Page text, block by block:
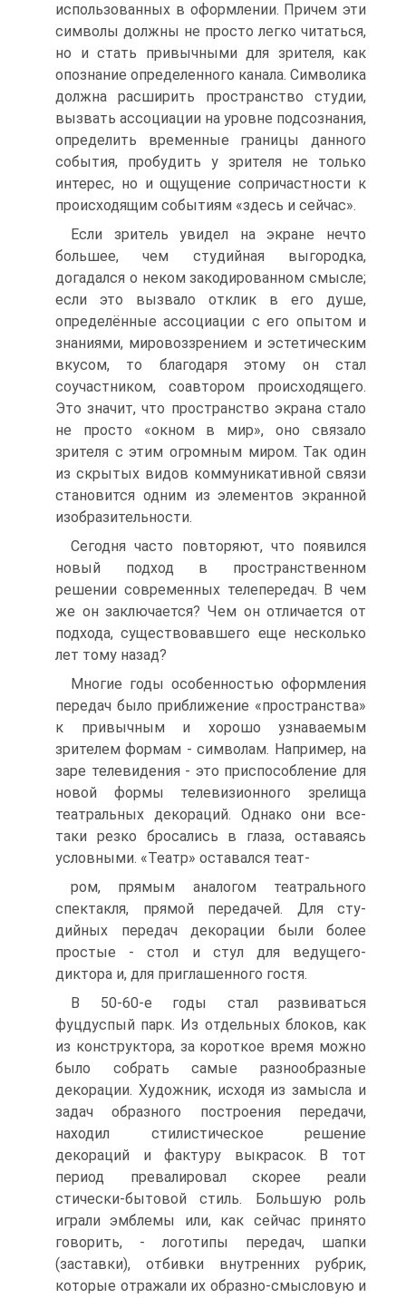
использованных в оформлении. Причем эти
символы должны не просто легко читаться,
но и стать привычными для зрителя, как
опознание определенного канала. Сим­волика
должна расширить пространство студии,
вызвать ассоциации на уровне подсознания,
определить временные границы данного
события, пробудить у зрителя не только
интерес, но и ощущение сопричастности к
происходящим событиям «здесь и сейчас».
Если зритель увидел на экране нечто
большее, чем студийная вы­городка,
догадался о неком закодированном смысле;
если это вызвало от­клик в его душе,
определённые ассоциации с его опытом и
знаниями, миро­воззрением и эстетическим
вкусом, то благодаря этому он стал
соучастни­ком, соавтором происходящего.
Это значит, что пространство экрана стало
не просто «окном в мир», оно связало
зрителя с этим огромным миром. Так один
из скрытых видов коммуникативной связи
становится одним из эле­ментов экранной
изобразительности.
Сегодня часто повторяют, что появился
новый подход в простран­ственном
решении современных телепередач. В чем
же он заключается? Чем он отличается от
подхода, существовавшего еще несколько
лет тому назад?
Многие годы особенностью оформления
передач было приближе­ние «пространства»
к привычным и хорошо узнаваемым
зрителем формам - символам. Например, на
заре телевидения - это приспособление для
новой формы телевизионного зрелища
театральных декораций. Однако они все-
таки резко бросались в глаза, оставаясь
условными. «Театр» оставался теат-
ром, прямым аналогом театрального
спектакля, прямой передачей. Для сту­
дийных передач декорации были более
простые - стол и стул для ведущего-
диктора и, для приглашенного гостя.
В 50-60-е годы стал развиваться
фуцдуспый парк. Из отдельных блоков, как
из конструктора, за короткое время можно
было собрать самые разнообразные
декорации. Художник, исходя из замысла и
задач образного построения передачи,
находил стилистическое решение
декораций и факту­ру выкрасок. В тот
период превалировал скорее реали
стически-бытовой стиль. Большую роль
играли эмблемы или, как сейчас принято
говорить, - логотипы передач, шапки
(заставки), отбивки внутренних рубрик,
которые отражали их образно-смысловую и